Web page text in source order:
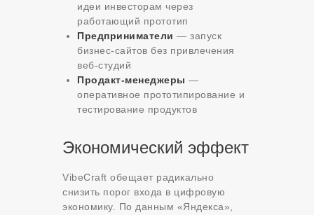
идеи инвесторам через
работающий прототип
Предприниматели — запуск
бизнес-сайтов без привлечения
веб-студий
Продакт-менеджеры —
оперативное прототипирование и
тестирование продуктов
Экономический эффект
VibeCraft обещает радикально
снизить порог входа в цифровую
экономику. По данным «Яндекса»,